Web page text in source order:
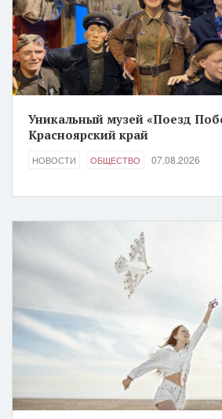
Уникальный музей «Поезд
Красноярский край
НОВОСТИ ОБЩЕСТВО 07.08.2026